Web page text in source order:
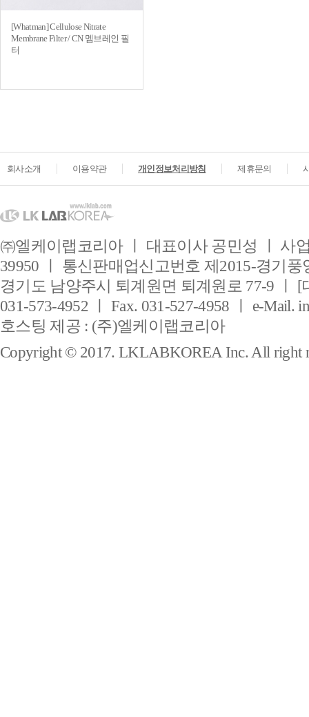
[Whatman] Cellulose Nitrate
Membrane Filter / CN 멤브레인 필
터
회사소개 이용약관 개인정보처리방침 제휴문의
㈜엘케이랩코리아 ㅣ 대표이사 공민성 ㅣ 사
39950 ㅣ 통신판매업신고번호 제2015-경기풍
경기도 남양주시 퇴계원면 퇴계원로 77-9 ㅣ [
031-573-4952 ㅣ Fax. 031-527-4958 ㅣ e-Mail.
호스팅 제공 : (주)엘케이랩코리아
Copyright © 2017. LKLABKOREA Inc. All right